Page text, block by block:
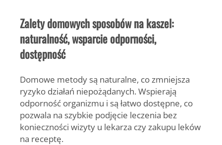
Zalety domowych sposobów na kaszel:
naturalność, wsparcie odporności,
dostępność
Domowe metody są naturalne, co zmniejsza
ryzyko działań niepożądanych. Wspierają
odporność organizmu i są łatwo dostępne, co
pozwala na szybkie podjęcie leczenia bez
konieczności wizyty u lekarza czy zakupu leków
na receptę.